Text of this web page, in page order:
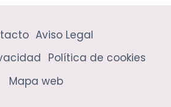
Aviso Legal
Política de cookies
Mapa web